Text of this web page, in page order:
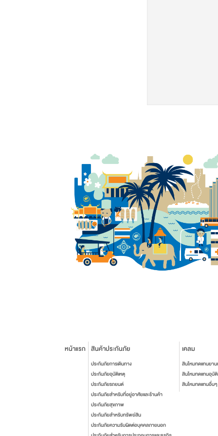
หน้าแรก สินค้าประกันภัย
ประกันภัยการเดินทาง
ประกันภัยอุบัติเหตุ
ประกันภัยรถยนต์
ประกันภัยสำหรับที่อยู่อาศัยและร้านค้า
ประกันภัยสุขภาพ
ประกันภัยสำหรับทรัพย์สิน
ประกันภัยความรับผิดต่อบุคคลภายนอก
เคลม
สินไหมทดแทนยา
สินไหมทดแทนอุบั
สินไหมทดแทนอื่นๆ